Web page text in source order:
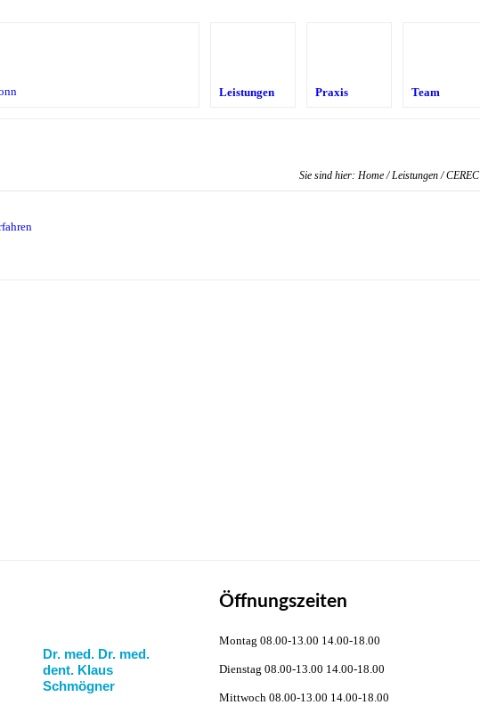
Leistungen Praxis Team
Sie sind hier: Home/Leistungen/ CEREC
Dr. med. Dr. med.
dent. Klaus
Schmögner
Öffnungszeiten
Montag 08.00-13.00 14.00-18.00
Dienstag 08.00-13.00 14.00-18.00
Mittwoch 08.00-13.00 14.00-18.00